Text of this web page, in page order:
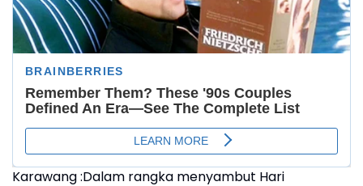
Karawang :Dalam rangka menyambut Hari